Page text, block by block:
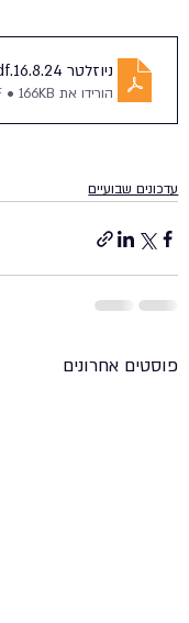
ניוזלטר 16.8.24 .pdf
הורידו את PDF • 166KB
עדכונים שבועיים
פוסטים אחרונים